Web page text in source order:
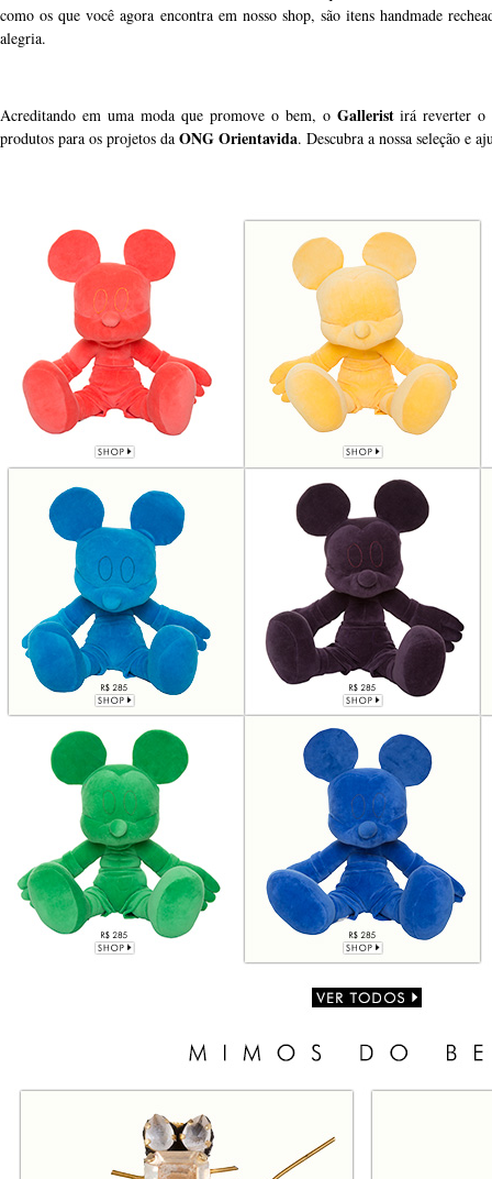
como os que você agora encontra em nosso shop, são itens handmade
alegria.
Acreditando em uma moda que promove o bem, o Galleristirá reverter o
produtos para os projetos da ONG Orientavida. Descubra a nossa seleção e